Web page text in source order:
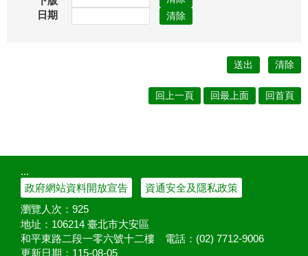
日期
回上一頁 回最上面 回首頁
:::
政府網站資料開放宣告
資通安全及隱私政策
瀏覽人次： 925
地址：106214 臺北市大安區
和平東路二段一零六號十二樓 電話：(02) 7712-9006
更新日期： 115-08-05